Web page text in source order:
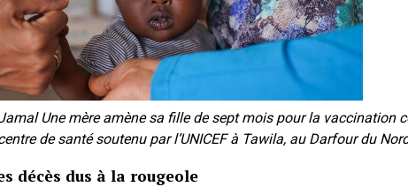
Une mère amène sa fille de sept mois pour la vaccination
de santé soutenu par l’UNICEF à Tawila, au Darfour du
décès dus à la rougeole